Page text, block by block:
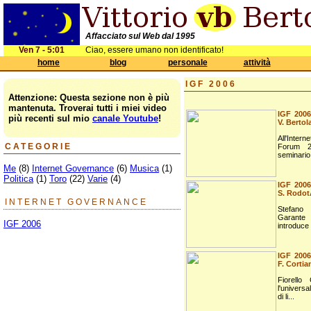
Affacciato sul Web dal 1995
Ven 7 - 5:01
Ciao, essere umano non identificato!
home
blog personale attività
Attenzione: Questa sezione non è più
mantenuta. Troverai tutti i miei video
più recenti sul mio canale Youtube!
CATEGORIE
Me (8) Internet Governance (6) Musica(1)
Politica(1) Toro (22) Varie (4)
INTERNET GOVERNANCE
IGF 2006
IGF 2006
IGF
V.
Forum
IGF
S.
introduce
IGF
F.
Fiorello
di li...